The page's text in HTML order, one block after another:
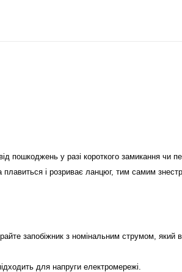
пошкоджень у разі короткого замикання чи
плавиться і розриває ланцюг, тим самим
запобіжник з номінальним струмом, який
для напруги електромережі.